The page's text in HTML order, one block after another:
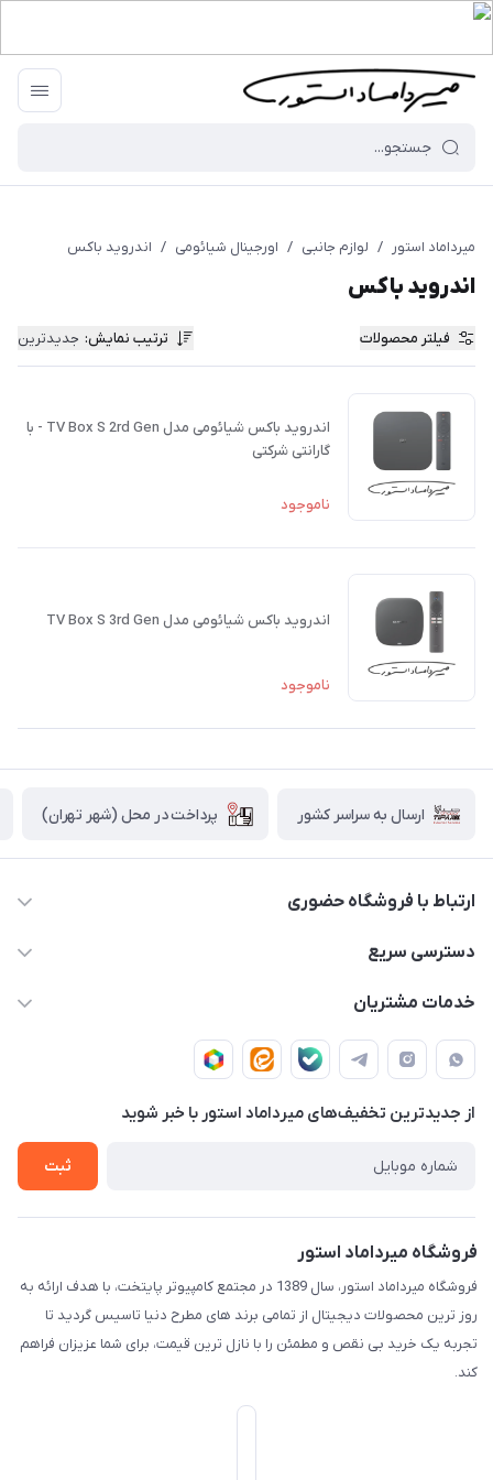
میرداماد استور / لوازم جانبی / اورجینال شیائومی / اندروید باکس
اندروید باکس
فیلتر محصولات ترتیب نمایش: جدیدترین
اندروید باکس شیائومی مدل TV Box S 2rd Gen - با
گارانتی شرکتی
ناموجود
اندروید باکس شیائومی مدل TV Box S 3rd Gen
ناموجود
ارسال به سراسر کشور پرداخت در محل (شهر تهران)
ارتباط با فروشگاه حضوری
02188874370 - 02188874371
پایتخت - طبقه اول - واحد 172
دسترسی سریع
صـفـحـه اصـلـی
دربـاره مـیـردامـاد اسـتـور
خدمات مشتریان
قـوانـیـن و مـقـررات
روش هـای پـرداخـت
تـیـکـت بـه پـشـتـیـبـانـی
از جدید‌ترین تخفیف‌های میرداماد استور با‌ خبر شوید
ثبت
فروشگاه میرداماد استور
فروشگاه میرداماد استور، سال 1389 در مجتمع کامپیوتر پایتخت، با هدف ارائه به
روز ترین محصولات دیجیتال از تمامی برند های مطرح دنیا تاسیس گردید تا
تجربه یک خرید بی نقص و مطمئن را با نازل ترین قیمت، برای شما عزیزان فراهم
کند.